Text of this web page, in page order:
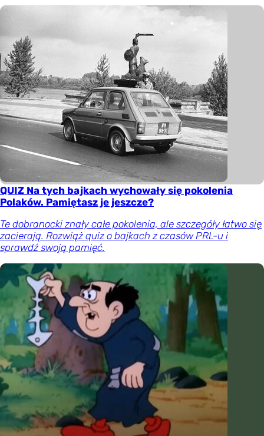
QUIZ Na tych bajkach wychowały się pokolenia
Polaków. Pamiętasz je jeszcze?
Te dobranocki znały całe pokolenia, ale szczegóły łatwo się
zacierają. Rozwiąż quiz o bajkach z czasów PRL-u i
sprawdź swoją pamięć.